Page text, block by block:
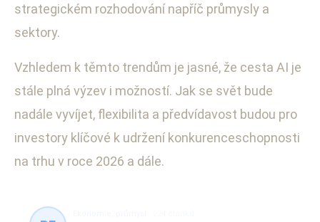
strategickém rozhodování napříč průmysly a
sektory.
Vzhledem k těmto trendům je jasné, že cesta AI je
stále plná výzev i možností. Jak se svět bude
nadále vyvíjet, flexibilita a předvídavost budou pro
investory klíčové k udržení konkurenceschopnosti
na trhu v roce 2026 a dále.